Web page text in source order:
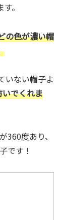
。
の色が濃い帽
いない帽子よ
でくれま
度あり、
です！